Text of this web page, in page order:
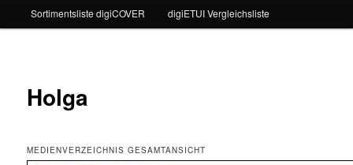
Sortimentsliste digiCOVER digiETUI Vergleichsliste
Holga
MEDIENVERZEICHNIS GESAMTANSICHT